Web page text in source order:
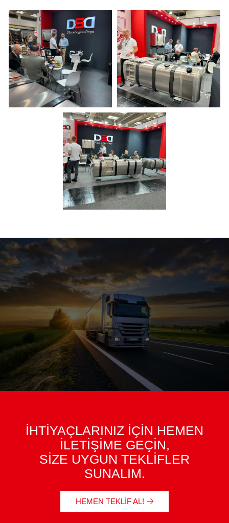
İHTİYAÇLARINIZ İÇİN HEMEN
İLETİŞİME GEÇİN,
SİZE UYGUN TEKLİFLER
SUNALIM.
HEMEN TEKLIF AL!